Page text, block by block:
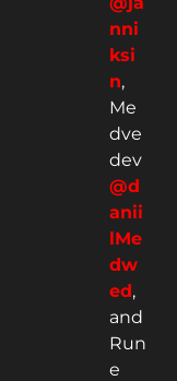
nni
ksi
n,
Me
dve
dev
@d
anii
lMe
dw
ed,
and
Run
e